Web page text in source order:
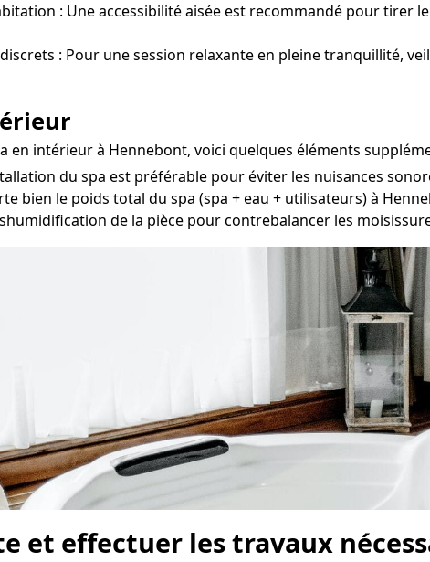
: Une accessibilité aisée est recommandé pour
: Pour une session relaxante en pleine tranquillité,
en intérieur à Hennebont, voici quelques éléments
du spa est préférable pour éviter les nuisances
bien le poids total du spa (spa + eau + utilisateurs) à
de la pièce pour contrebalancer les
et effectuer les travaux